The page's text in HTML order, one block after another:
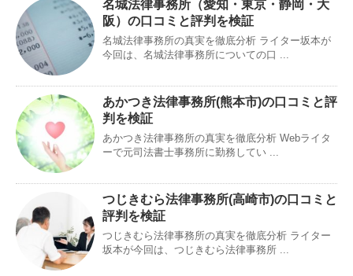
名城法律事務所（愛知・東京・静岡・大
阪）の口コミと評判を検証
名城法律事務所の真実を徹底分析 ライター坂本が
今回は、名城法律事務所についての口 ...
あかつき法律事務所(熊本市)の口コミと評
判を検証
あかつき法律事務所の真実を徹底分析 Webライタ
ーで元司法書士事務所に勤務してい ...
つじきむら法律事務所(高崎市)の口コミと
評判を検証
つじきむら法律事務所の真実を徹底分析 ライター
坂本が今回は、つじきむら法律事務所 ...